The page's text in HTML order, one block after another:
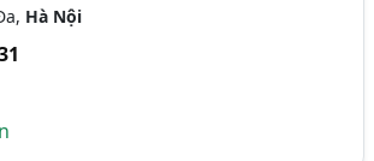
Hà Nội